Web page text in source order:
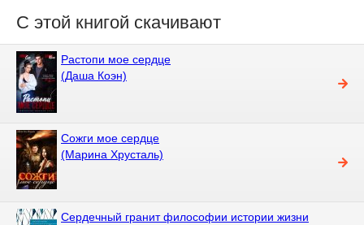
С этой книгой скачивают
Растопи мое сердце
(Даша Коэн)
Сожги мое сердце
(Марина Хрусталь)
Сердечный гранит философии истории жизни